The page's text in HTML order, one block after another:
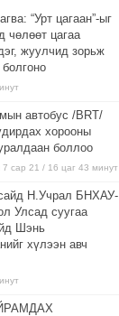
“Урт цагаан”-ыг
чөлөөт цагаа
жуулчид зорьж
болгоно
автобус /BRT/
хорооны
боллоо
сар 21 / 16 цаг 43 минут
Н.Учрал БНХАУ-
Улсад суугаа
Шэнь
хүлээн авч